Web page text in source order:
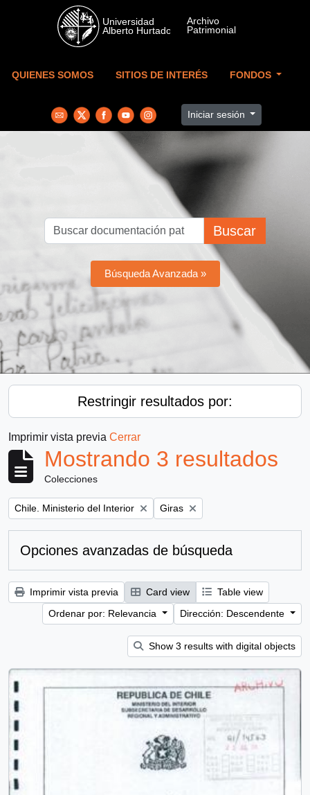
Skip to main content
QUIENES SOMOS SITIOS DE INTERÉS FONDOS
Iniciar sesión
Buscar
Búsqueda Avanzada »
Restringir resultados por:
Imprimir vista previa Cerrar
Mostrando 3 resultados
Colecciones
Remove filter:
Chile. Ministerio del Interior Remove filter:
Giras
Opciones avanzadas de búsqueda
Imprimir vista previa Card view
Table view
Ordenar por: Relevancia
Dirección: Descendente
Show 3 results with digital objects